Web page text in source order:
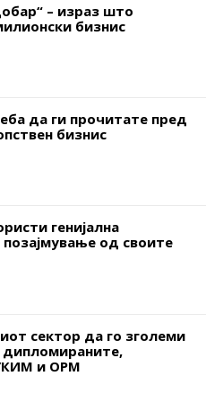
– израз што
бизнис
да ги прочитате пред
бизнис
генијална
позајмување од своите
сектор да го зголеми
дипломираните,
и ОРМ